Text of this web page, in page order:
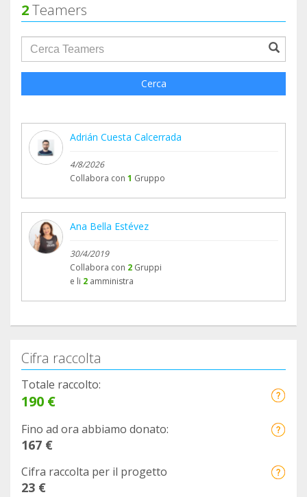
2Teamers
groupProfile.searchForm.search.text???
Cerca
Adrián Cuesta Calcerrada
4/8/2026
Collabora con 1 Gruppo
Ana Bella Estévez
30/4/2019
Collabora con 2 Gruppi
e li 2 amministra
Cifra raccolta
Totale raccolto:
190 €
Fino ad ora abbiamo donato:
167 €
Cifra raccolta per il progetto
23 €